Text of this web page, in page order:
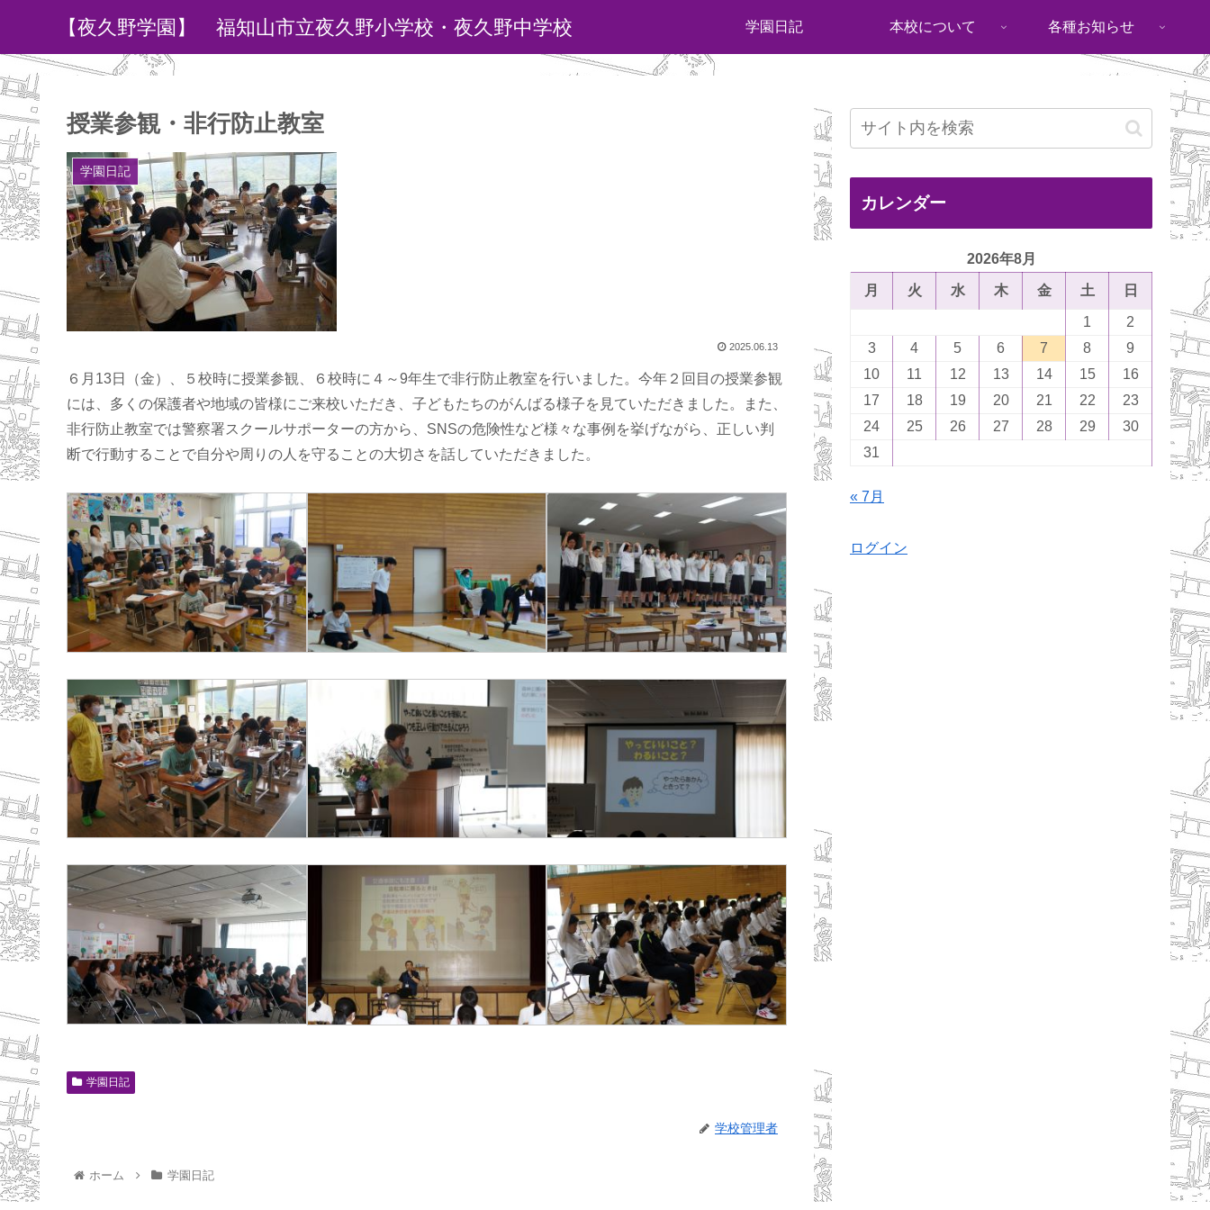
【夜久野学園】 福知山市立夜久野小学校・夜久野中学校 学園日記 本校について 各種お知らせ
授業参観・非行防止教室
学園日記
2025.06.13
６月13日（金）、５校時に授業参観、６校時に４～9年生で非行防止教室を行いました。今年２回目の授業参観
には、多くの保護者や地域の皆様にご来校いただき、子どもたちのがんばる様子を見ていただきました。また、
非行防止教室では警察署スクールサポーターの方から、SNSの危険性など様々な事例を挙げながら、正しい判
断で行動することで自分や周りの人を守ることの大切さを話していただきました。
学園日記
学校管理者
ホーム 学園日記
カレンダー
2026年8月
月 火 水 木 金 土 日
1
2
3
4 5 6 7 8
9
10
11 12 13 14 15
16
17
18 19 20 21 22
23
24
25 26 27 28 29
30
31
« 7月
ログイン